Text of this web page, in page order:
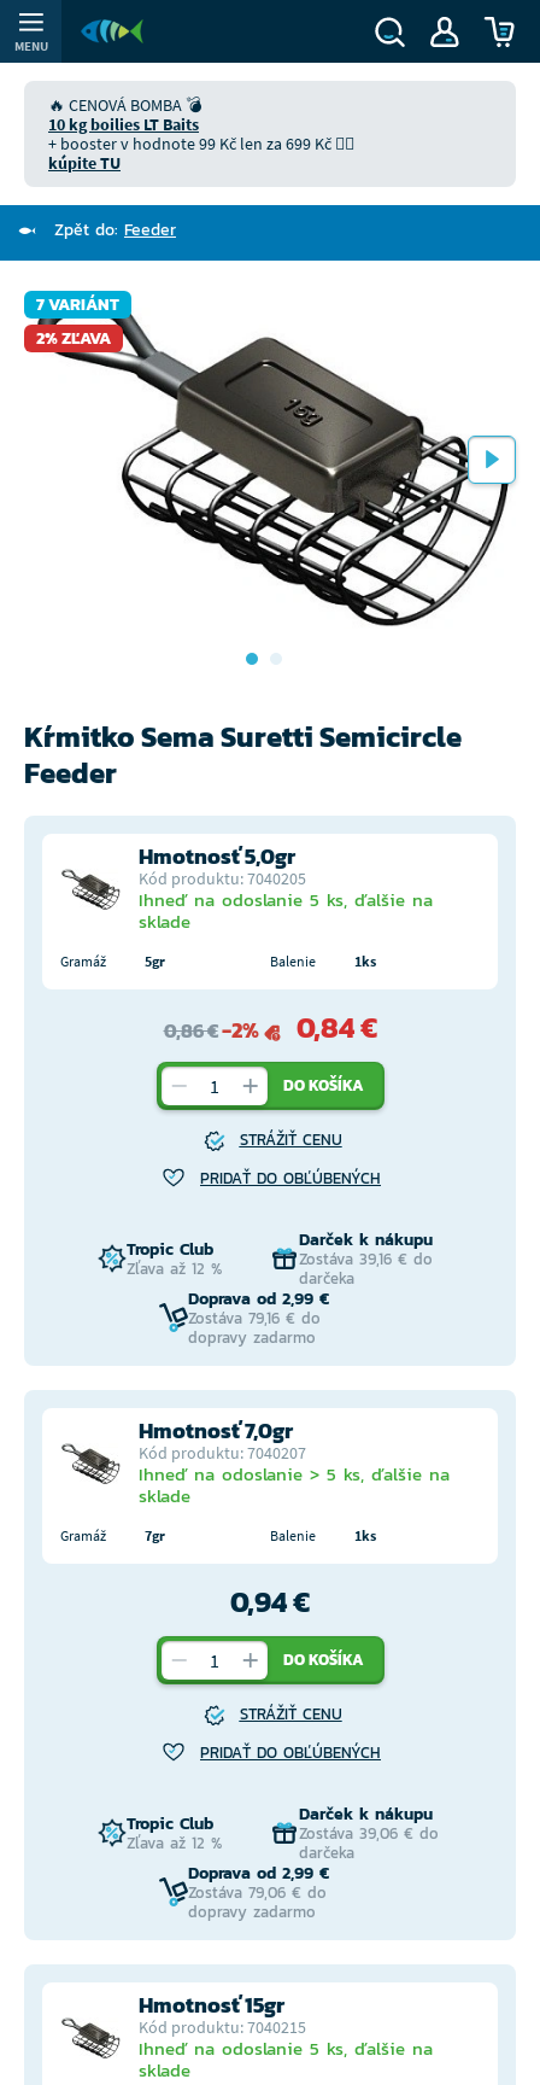
MENU
🔥 CENOVÁ BOMBA 💣
10 kg boilies LT Baits
+ booster v hodnote 99 Kč len za 699 Kč 👉🏻
kúpite TU
Zpět do: Feeder
7 VARIÁNT
2% ZĽAVA
Kŕmitko Sema Suretti Semicircle
Feeder
Hmotnosť 5,0gr
Kód produktu: 7040205
Ihneď na odoslanie 5 ks, ďalšie na
sklade
Gramáž 5gr Balenie 1ks
0,86 €-2% 0,84 €
DO KOŠÍKA
STRÁŽIŤ CENU
PRIDAŤ DO OBĽÚBENÝCH
Tropic Club
Zľava až 12 %
Darček k nákupu
Zostáva 39,16 € do
darčeka
Doprava od 2,99 €
Zostáva 79,16 € do
dopravy zadarmo
Hmotnosť 7,0gr
Kód produktu: 7040207
Ihneď na odoslanie > 5 ks, ďalšie na
sklade
Gramáž 7gr Balenie 1ks
0,94 €
DO KOŠÍKA
STRÁŽIŤ CENU
PRIDAŤ DO OBĽÚBENÝCH
Tropic Club
Zľava až 12 %
Darček k nákupu
Zostáva 39,06 € do
darčeka
Doprava od 2,99 €
Zostáva 79,06 € do
dopravy zadarmo
Hmotnosť 15gr
Kód produktu: 7040215
Ihneď na odoslanie 5 ks, ďalšie na
sklade